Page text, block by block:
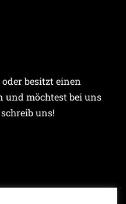
besitzt einen
und möchtest bei uns
uns!